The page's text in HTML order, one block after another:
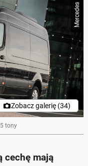
Mercedes
Zobacz galerię (34)
tony
cechę mają